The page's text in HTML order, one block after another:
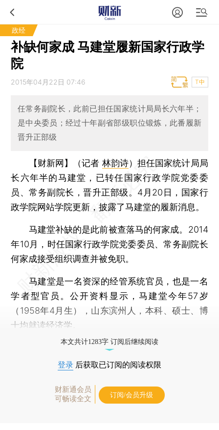
政经
补缺何家成 马建堂履新国家行政学
院
2015年04月22日 07:46 T中
任常务副院长，此前已担任国家统计局局长六年半；
是中央委员；经过十年副省部级职位锻炼，此番履新
晋升正部级
【财新网】（记者 林韵诗） 担任国家统计局局
长六年半的马建堂，已转任国家行政学院党委委
员、常务副院长，晋升正部级。4月20日，国家行
政学院网站学院更新，披露了马建堂的履新消息。
马建堂补缺的是此前被查落马的何家成。2014
年10月，时任国家行政学院党委委员、常务副院长
何家成接受组织调查并被免职。
马建堂是一名资深的经管系统官员，也是一名
学者型官员。公开资料显示，马建堂今年57岁
（1958年4月生），山东滨州人，本科、硕士、博
士均就读经济学。
本文共计1283字 订阅后继续阅读
登录 后获取已订阅的阅读权限
财新通会员
可畅读全文
订阅/会员升级